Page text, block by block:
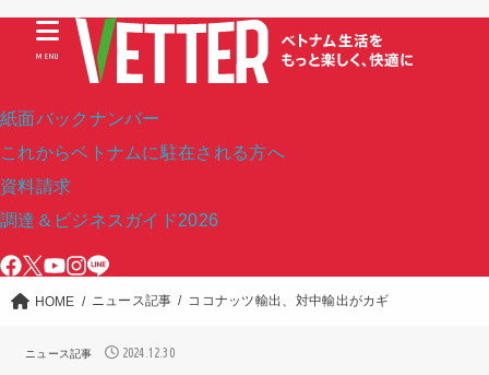
紙面バックナンバー
これからベトナムに駐在される方へ
資料請求
調達＆ビジネスガイド2026
MENU
HOME ニュース記事 ココナッツ輸出、対中輸出がカギ
ニュース記事 2024.12.30